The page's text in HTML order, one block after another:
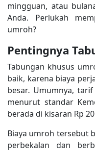
mingguan, atau
Anda. Perlukah
umroh?
Pentingnya
Tabungan khusus
baik, karena biaya
besar. Umumnya,
menurut standar
berada di kisaran Rp
Biaya umroh tersebut
perbekalan dan